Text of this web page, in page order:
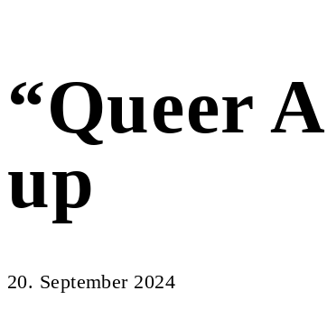
“Queer
up
20. September 2024